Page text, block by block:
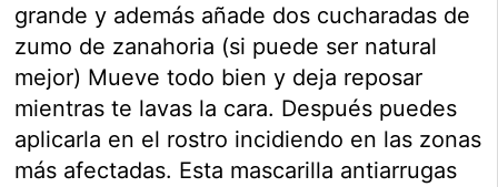
grande y además añade dos cucharadas de
zumo de zanahoria (si puede ser natural
mejor) Mueve todo bien y deja reposar
mientras te lavas la cara. Después puedes
aplicarla en el rostro incidiendo en las zonas
más afectadas. Esta mascarilla antiarrugas